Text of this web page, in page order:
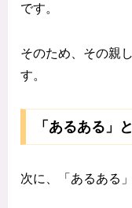
です。
そのため、その親
す。
「あるある」
次に、「あるある